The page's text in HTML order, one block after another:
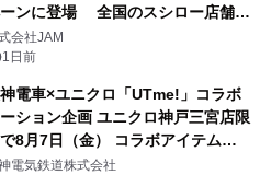
ンに登場 全国のスシロー店舗で
4車種の FUNBOO(ミニカー)付き
ューが展開されます
会社JAM
1日前
電車×ユニクロ「UTme!」コラボ
ション企画 ユニクロ神戸三宮店限
8月7日（金） コラボアイテムが
決定！
電気鉄道株式会社